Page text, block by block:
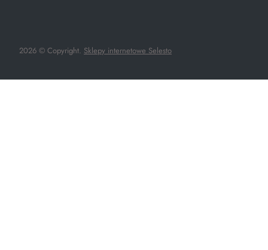
2026 © Copyright. Sklepy internetowe Selesto